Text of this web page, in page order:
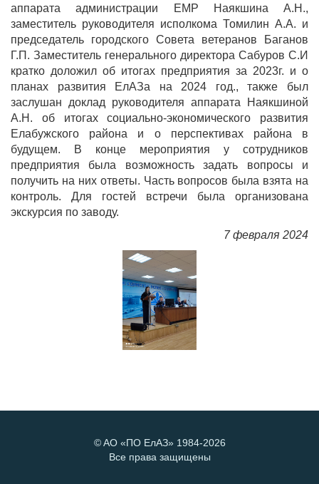
аппарата администрации ЕМР Наякшина А.Н.,
заместитель руководителя исполкома Томилин А.А. и
председатель городского Совета ветеранов Баганов
Г.П. Заместитель генерального директора Сабуров С.И
кратко доложил об итогах предприятия за 2023г. и о
планах развития ЕлАЗа на 2024 год., также был
заслушан доклад руководителя аппарата Наякшиной
А.Н. об итогах социально-экономического развития
Елабужского района и о перспективах района в
будущем. В конце мероприятия у сотрудников
предприятия была возможность задать вопросы и
получить на них ответы. Часть вопросов была взята на
контроль. Для гостей встречи была организована
экскурсия по заводу.
7 февраля 2024
©AO «ПО ЕлАЗ»1984-2026
Все права защищены